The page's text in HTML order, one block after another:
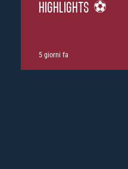
HIGHLIGHTS ⚽️
5 giorni fa